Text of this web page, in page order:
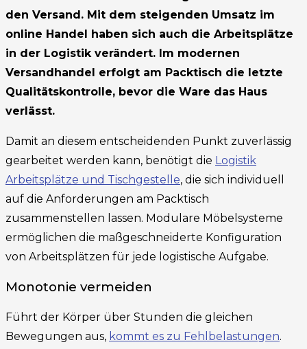
den Versand. Mit dem steigenden Umsatz im
online Handel haben sich auch die Arbeitsplätze
in der Logistik verändert. Im modernen
Versandhandel erfolgt am Packtisch die letzte
Qualitätskontrolle, bevor die Ware das Haus
verlässt.
Damit an diesem entscheidenden Punkt zuverlässig
gearbeitet werden kann, benötigt die Logistik
Arbeitsplätze und Tischgestelle, die sich individuell
auf die Anforderungen am Packtisch
zusammenstellen lassen. Modulare Möbelsysteme
ermöglichen die maßgeschneiderte Konfiguration
von Arbeitsplätzen für jede logistische Aufgabe.
Monotonie vermeiden
Führt der Körper über Stunden die gleichen
Bewegungen aus, kommt es zu Fehlbelastungen.